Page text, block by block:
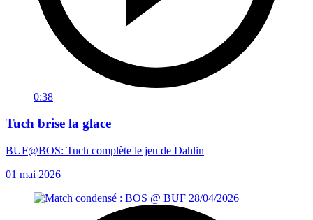
0:38
Tuch brise la glace
BUF@BOS: Tuch complète le jeu de Dahlin
01 mai 2026